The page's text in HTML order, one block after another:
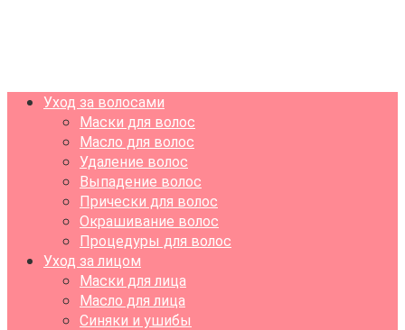
Уход за волосами
Маски для волос
Масло для волос
Удаление волос
Выпадение волос
Прически для волос
Окрашивание волос
Процедуры для волос
Уход за лицом
Маски для лица
Масло для лица
Синяки и ушибы